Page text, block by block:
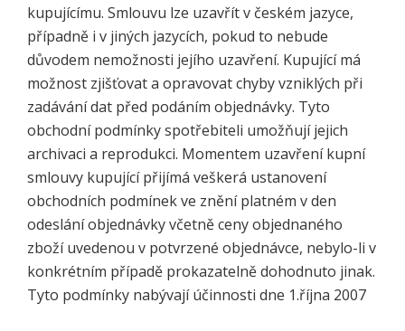
kupujícímu. Smlouvu lze uzavřít v českém jazyce,
případně i v jiných jazycích, pokud to nebude
důvodem nemožnosti jejího uzavření. Kupující má
možnost zjišťovat a opravovat chyby vzniklých při
zadávání dat před podáním objednávky. Tyto
obchodní podmínky spotřebiteli umožňují jejich
archivaci a reprodukci. Momentem uzavření kupní
smlouvy kupující přijímá veškerá ustanovení
obchodních podmínek ve znění platném v den
odeslání objednávky včetně ceny objednaného
zboží uvedenou v potvrzené objednávce, nebylo-li v
konkrétním případě prokazatelně dohodnuto jinak.
Tyto podmínky nabývají účinnosti dne 1.října 2007